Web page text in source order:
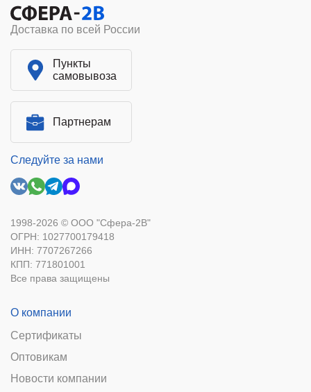
Доставка по всей России
Пункты
самовывоза
Партнерам
Следуйте за нами
1998-2026 © ООО "Сфера-2В"
ОГРН: 1027700179418
ИНН: 7707267266
КПП: 771801001
Все права защищены
О компании
Сертификаты
Оптовикам
Новости компании